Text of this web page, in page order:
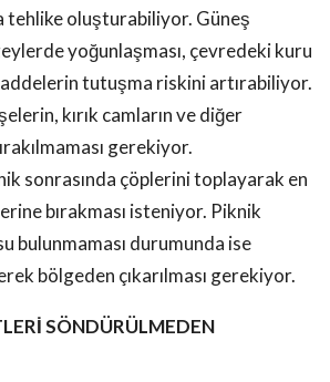
tehlike oluşturabiliyor. Güneş
yoğunlaşması, çevredeki kuru
tutuşma riskini artırabiliyor.
kırık camların ve diğer
gerekiyor.
sonrasında çöplerini toplayarak en
bırakması isteniyor. Piknik
bulunmaması durumunda ise
bölgeden çıkarılması gerekiyor.
SÖNDÜRÜLMEDEN